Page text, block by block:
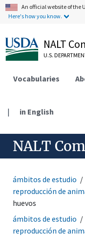
An official website of the
Here's how you know.
NALT
U.S.
Vocabularies
| in English
NALT
ámbitos de estudio
reproducción de
huevos
ámbitos de estudio
reproducción de